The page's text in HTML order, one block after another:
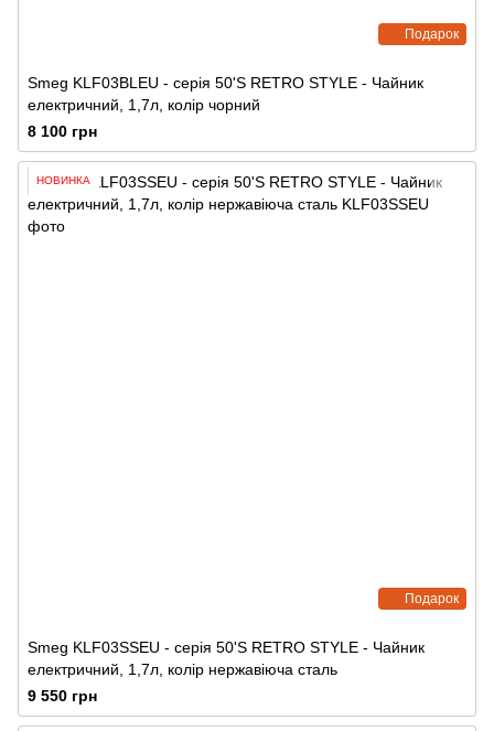
Подарок
Smeg KLF03BLEU - серія 50'S RETRO STYLE - Чайник
електричний, 1,7л, колір чорний
8 100 грн
Подарок
НОВИНКА
Smeg KLF03SSEU - серія 50'S RETRO STYLE - Чайник
електричний, 1,7л, колір нержавіюча сталь
9 550 грн